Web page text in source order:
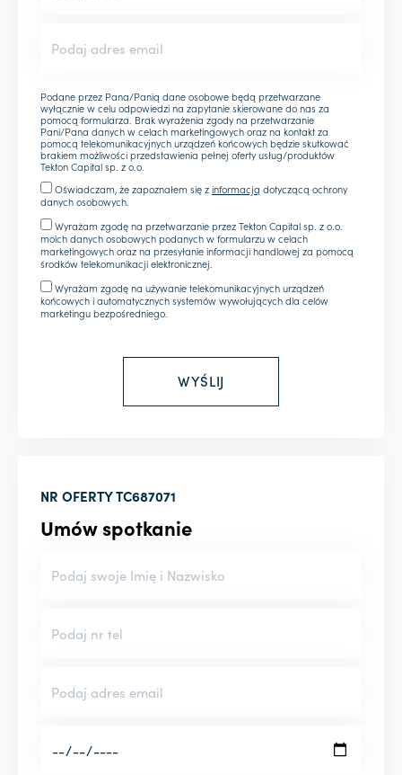
Podane przez Pana/Panią dane osobowe będą przetwarzane
wyłącznie w celu odpowiedzi na zapytanie skierowane do nas za
pomocą formularza. Brak wyrażenia zgody na przetwarzanie
Pani/Pana danych w celach marketingowych oraz na kontakt za
pomocą telekomunikacyjnych urządzeń końcowych będzie skutkować
brakiem możliwości przedstawienia pełnej oferty usług/produktów
Tekton Capital sp. z o.o.
Oświadczam, że zapoznałem się zinformacją dotyczącą ochrony
danych osobowych.
Wyrażam zgodę na przetwarzanie przez Tekton Capital sp. z o.o.
moich danych osobowych podanych w formularzu w celach
marketingowych oraz na przesyłanie informacji handlowej za pomocą
środków telekomunikacji elektronicznej.
Wyrażam zgodę na używanie telekomunikacyjnych urządzeń
końcowych i automatycznych systemów wywołujących dla celów
marketingu bezpośredniego.
NR OFERTYTC687071
Umów spotkanie